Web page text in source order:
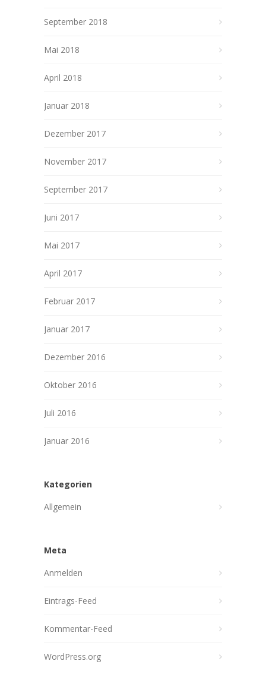
September 2018
Mai 2018
April 2018
Januar 2018
Dezember 2017
November 2017
September 2017
Juni 2017
Mai 2017
April 2017
Februar 2017
Januar 2017
Dezember 2016
Oktober 2016
Juli 2016
Januar 2016
Kategorien
Allgemein
Meta
Anmelden
Eintrags-Feed
Kommentar-Feed
WordPress.org